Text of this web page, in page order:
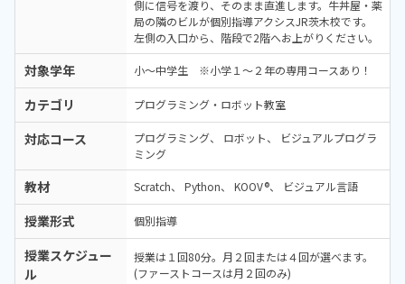
側に信号を渡り、そのまま直進します。牛丼屋・薬
局の隣のビルが個別指導アクシスJR茨木校です。
左側の入口から、階段で2階へお上がりください。
対象学年 小～中学生 ※小学１～２年の専用コースあり！
カテゴリ プログラミング・ロボット教室
対応コース プログラミング ロボット
ビジュアルプログラ
ミング
教材 Scratch Python KOOV® ビジュアル言語
授業形式 個別指導
授業スケジュー
ル
授業は１回80分。月２回または４回が選べます。
(ファーストコースは月２回のみ)